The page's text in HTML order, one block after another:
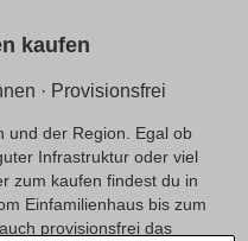
kaufen
· Provisionsfrei
und der Region. Egal ob
Infrastruktur oder viel
zum kaufen findest du in
Einfamilienhaus bis zum
provisionsfrei das